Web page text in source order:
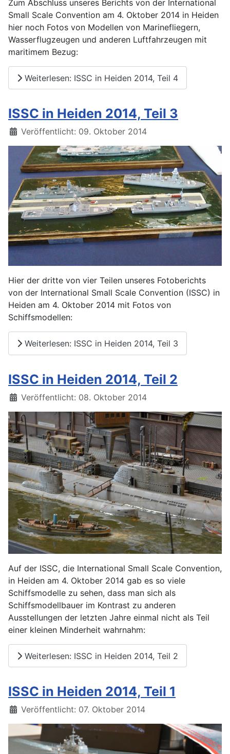
Zum Abschluss unseres Berichts von der International
Small Scale Convention am 4. Oktober 2014 in Heiden
hier noch Fotos von Modellen von Marinefliegern,
Wasserflugzeugen und anderen Luftfahrzeugen mit
maritimem Bezug:
Weiterlesen: ISSC in Heiden 2014, Teil 4
ISSC in Heiden 2014, Teil 3
Details
Veröffentlicht: 09. Oktober 2014
Hier der dritte von vier Teilen unseres Fotoberichts
von der International Small Scale Convention (ISSC) in
Heiden am 4. Oktober 2014 mit Fotos von
Schiffsmodellen:
Weiterlesen: ISSC in Heiden 2014, Teil 3
ISSC in Heiden 2014, Teil 2
Details
Veröffentlicht: 08. Oktober 2014
Auf der ISSC, die International Small Scale Convention,
in Heiden am 4. Oktober 2014 gab es so viele
Schiffsmodelle zu sehen, dass man sich als
Schiffsmodellbauer im Kontrast zu anderen
Ausstellungen der letzten Jahre einmal nicht als Teil
einer kleinen Minderheit wahrnahm:
Weiterlesen: ISSC in Heiden 2014, Teil 2
ISSC in Heiden 2014, Teil 1
Details
Veröffentlicht: 07. Oktober 2014